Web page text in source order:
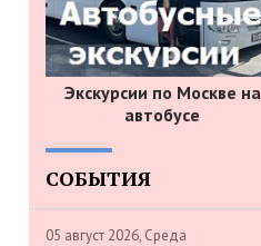
Экскурсии по Москве на
автобусе
СОБЫТИЯ
05 август 2026, Среда